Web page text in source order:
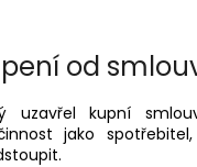
od
uzavřel kupní
jako